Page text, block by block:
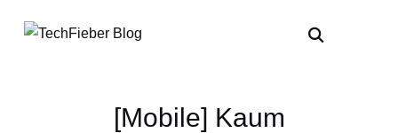
[Mobile] Kaum